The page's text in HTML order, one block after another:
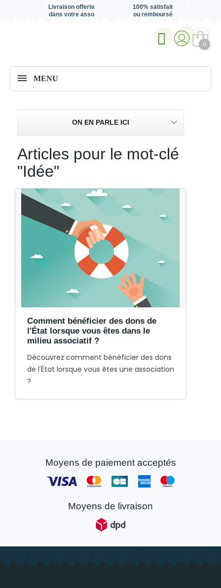
Livraison offerte
dans votre asso
100% satisfait
ou remboursé
0
MENU
ON EN PARLE ICI
Articles pour le mot-clé
"Idée"
Comment bénéficier des dons de
l'État lorsque vous êtes dans le
milieu associatif ?
Découvrez comment bénéficier des dons
de l'État lorsque vous êtes une association
?
Moyens de paiement acceptés
Moyens de livraison